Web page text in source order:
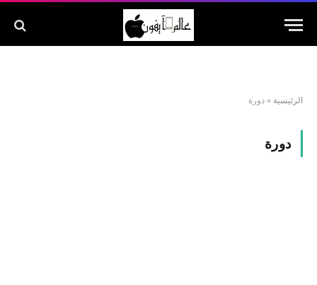
الرئيسية »دورة
دورة